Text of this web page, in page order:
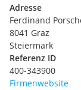
Adresse
Ferdinand
8041 Graz
Steiermark
Referenz ID
400-343900
Firmenwebsite